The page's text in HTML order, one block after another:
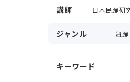
講師 日本民踊研
ジャンル 舞踊
キーワード